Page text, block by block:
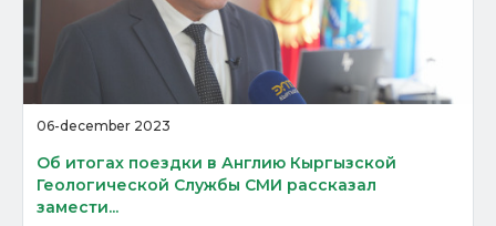
06-december 2023
Об итогах поездки в Англию Кыргызской
Геологической Службы СМИ рассказал
замести...